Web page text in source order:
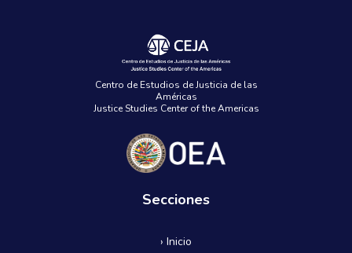
Centro de Estudios de Justicia de las
Américas
Justice Studies Center of the Americas
Secciones
› Inicio